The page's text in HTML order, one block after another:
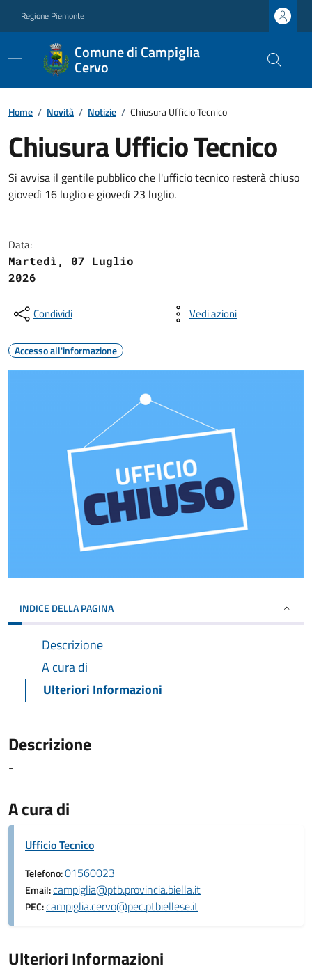
Regione Piemonte
Comune di Campiglia
Cervo
Home / Novità / Notizie / Chiusura Ufficio Tecnico
Chiusura Ufficio Tecnico
Si avvisa il gentile pubblico che l'ufficio tecnico resterà chiuso
giovedì 16 luglio e giovedì 23 luglio.
Data:
Martedì, 07 Luglio
2026
Condividi Vedi azioni
Accesso all'informazione
INDICE DELLA PAGINA
Descrizione
A cura di
Ulteriori Informazioni
Descrizione
-
A cura di
Ufficio Tecnico
Telefono:01560023
Email:campiglia@ptb.provincia.biella.it
PEC:campiglia.cervo@pec.ptbiellese.it
Ulteriori Informazioni